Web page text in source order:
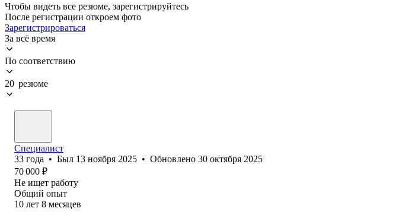
Чтобы видеть все резюме, зарегистрируйтесь
После регистрации откроем фото
Зарегистрироваться
За всё время
По соответствию
20 резюме
Специалист
33 года • Был 13 ноября 2025 • Обновлено 30 октября 2025
70 000 ₽
Не ищет работу
Общий опыт
10 лет 8 месяцев